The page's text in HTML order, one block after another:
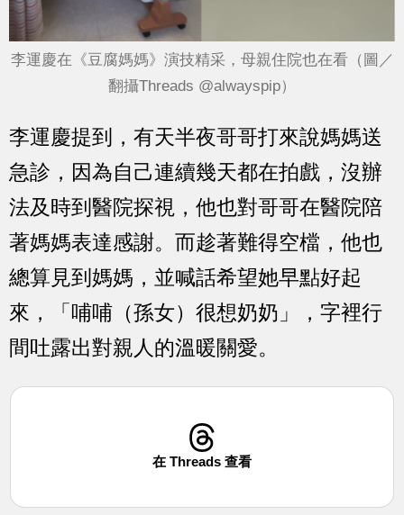
李運慶在《豆腐媽媽》演技精采，母親住院也在看（圖／
翻攝Threads @alwayspip）
李運慶提到，有天半夜哥哥打來說媽媽送
急診，因為自己連續幾天都在拍戲，沒辦
法及時到醫院探視，他也對哥哥在醫院陪
著媽媽表達感謝。而趁著難得空檔，他也
總算見到媽媽，並喊話希望她早點好起
來，「哺哺（孫女）很想奶奶」，字裡行
間吐露出對親人的溫暖關愛。
在 Threads 查看